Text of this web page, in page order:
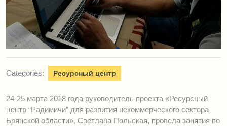
Categories: Ресурсный центр
24-25 марта 2018 года руководитель проекта «Ресурсный
центр “Радимичи” для развития некоммерческого сектора
Брянской области», Светлана Польская, провела занятия по